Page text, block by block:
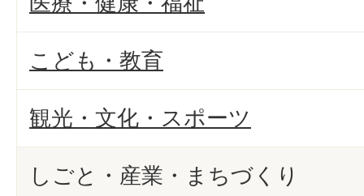
こども・教育
観光・文化・スポーツ
しごと・産業・まちづくり